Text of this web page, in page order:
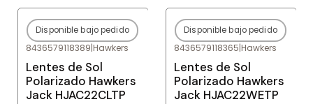
-80%OFF
Agotado
Disponible bajo pedido
8436579118389|Hawkers
Lentes de Sol
Polarizado Hawkers
Jack HJAC22CLTP
-80%OFF
Agotado
Disponible bajo pedido
8436579118365|Hawkers
Lentes de Sol
Polarizado Hawkers
Jack HJAC22WETP